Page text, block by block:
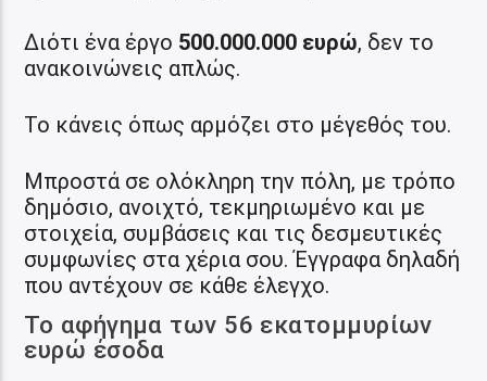
Διότι ένα έργο 500.000.000 ευρώ, δεν το
ανακοινώνεις απλώς.
Το κάνεις όπως αρμόζει στο μέγεθός του.
Μπροστά σε ολόκληρη την πόλη, με τρόπο
δημόσιο, ανοιχτό, τεκμηριωμένο και με
στοιχεία, συμβάσεις και τις δεσμευτικές
συμφωνίες στα χέρια σου. Έγγραφα δηλαδή
που αντέχουν σε κάθε έλεγχο.
Το αφήγημα των 56 εκατομμυρίων
ευρώ έσοδα